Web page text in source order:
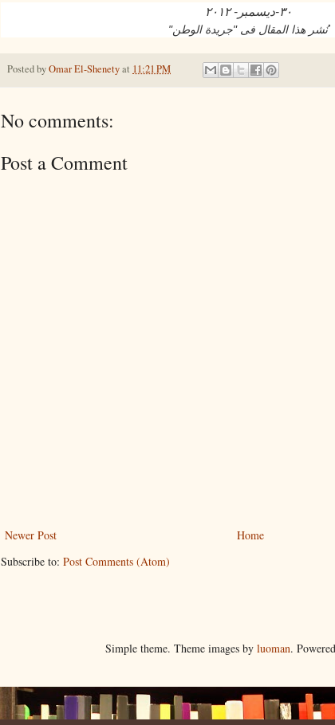
٣٠-ديسمبر- ٢٠١٢
نُشر هذا المقال فى "جريدة الوطن"
Posted byOmar El-Shenetyat 11:21 PM
No comments:
Post a Comment
Newer Post
Home
Subscribe to: Post Comments (Atom)
Simple theme. Theme images by luoman.